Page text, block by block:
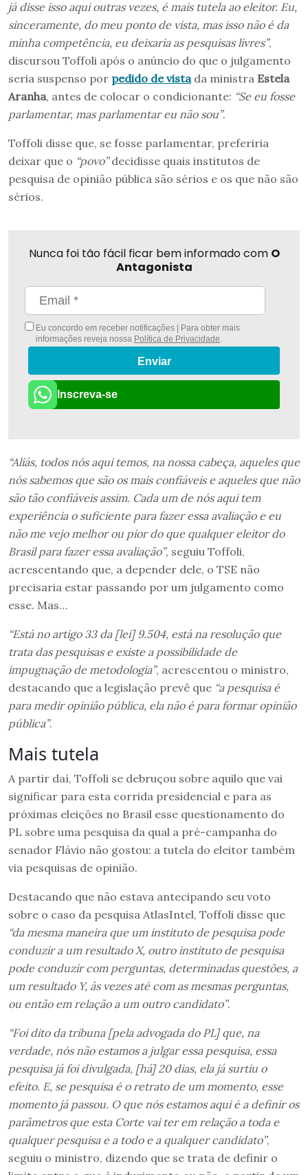
já disse isso aqui outras vezes, é mais tutela ao eleitor. Eu,
sinceramente, do meu ponto de vista, mas isso não é da
minha competência, eu deixaria as pesquisas livres”,
discursou Toffoli após o anúncio do que o julgamento
seria suspenso por pedido de vistada ministra Estela
Aranha, antes de colocar o condicionante: “Se eu fosse
parlamentar, mas parlamentar eu não sou”.
Toffoli disse que, se fosse parlamentar, preferiria
deixar que o “povo”decidisse quais institutos de
pesquisa de opinião pública são sérios e os que não são
sérios.
Nunca foi tão fácil ficar bem informado com O
Antagonista
Eu concordo em receber notificações | Para obter mais
informações reveja nossa Política de Privacidade.
Enviar
Inscreva-se
“Aliás, todos nós aqui temos, na nossa cabeça, aqueles que
nós sabemos que são os mais confiáveis e aqueles que não
são tão confiáveis assim. Cada um de nós aqui tem
experiência o suficiente para fazer essa avaliação e eu
não me vejo melhor ou pior do que qualquer eleitor do
Brasil para fazer essa avaliação”, seguiu Toffoli,
acrescentando que, a depender dele, o TSE não
precisaria estar passando por um julgamento como
esse. Mas…
“Está no artigo 33 da [lei] 9.504, está na resolução que
trata das pesquisas e existe a possibilidade de
impugnação de metodologia”, acrescentou o ministro,
destacando que a legislação prevê que “a pesquisa é
para medir opinião pública, ela não é para formar opinião
pública”.
Mais tutela
A partir daí, Toffoli se debruçou sobre aquilo que vai
significar para esta corrida presidencial e para as
próximas eleições no Brasil esse questionamento do
PL sobre uma pesquisa da qual a pré-campanha do
senador Flávio não gostou: a tutela do eleitor também
via pesquisas de opinião.
Destacando que não estava antecipando seu voto
sobre o caso da pesquisa AtlasIntel, Toffoli disse que
“da mesma maneira que um instituto de pesquisa pode
conduzir a um resultado X, outro instituto de pesquisa
pode conduzir com perguntas, determinadas questões, a
um resultado Y, às vezes até com as mesmas perguntas,
ou então em relação a um outro candidato”.
“Foi dito da tribuna [pela advogada do PL] que, na
verdade, nós não estamos a julgar essa pesquisa, essa
pesquisa já foi divulgada, [há] 20 dias, ela já surtiu o
efeito. E, se pesquisa é o retrato de um momento, esse
momento já passou. O que nós estamos aqui é a definir os
parâmetros que esta Corte vai ter em relação a toda e
qualquer pesquisa e a todo e a qualquer candidato”,
seguiu o ministro, dizendo que se trata de definir o